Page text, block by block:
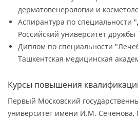
дерматовенерологии и
Аспирантура по специальности
Российский университет дружбы
Диплом по специальности
Ташкентская медицинская
Курсы повышения
Первый Московский
университет имени И.М.